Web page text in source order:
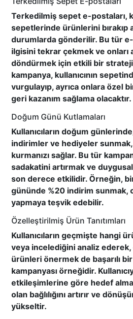
Terkedilmiş sepet e-postaları,
sepetlerinde ürünlerini bırakıp
durumlarda gönderilir. Bu tür e-
ilgisini tekrar çekmek ve onları
döndürmek için etkili bir
kampanya, kullanıcının
vurgulayıp, ayrıca onlara özel
geri kazanım sağlama olacaktır.
Doğum Günü Kutlamaları
Kullanıcıların doğum
indirimler ve hediyeler
kurmanızı sağlar. Bu tür
sadakatini artırmak ve
son derece etkilidir. Örneğin,
gününde %20 indirim sunmak,
yapmaya teşvik edebilir.
Özelleştirilmiş Ürün Tanıtımları
Kullanıcıların geçmişte hangi
veya incelediğini analiz
ürünleri önermek de başarılı
kampanyası örneğidir.
etkileşimlerine göre hedef
olan bağlılığını artırır ve
yükseltir.